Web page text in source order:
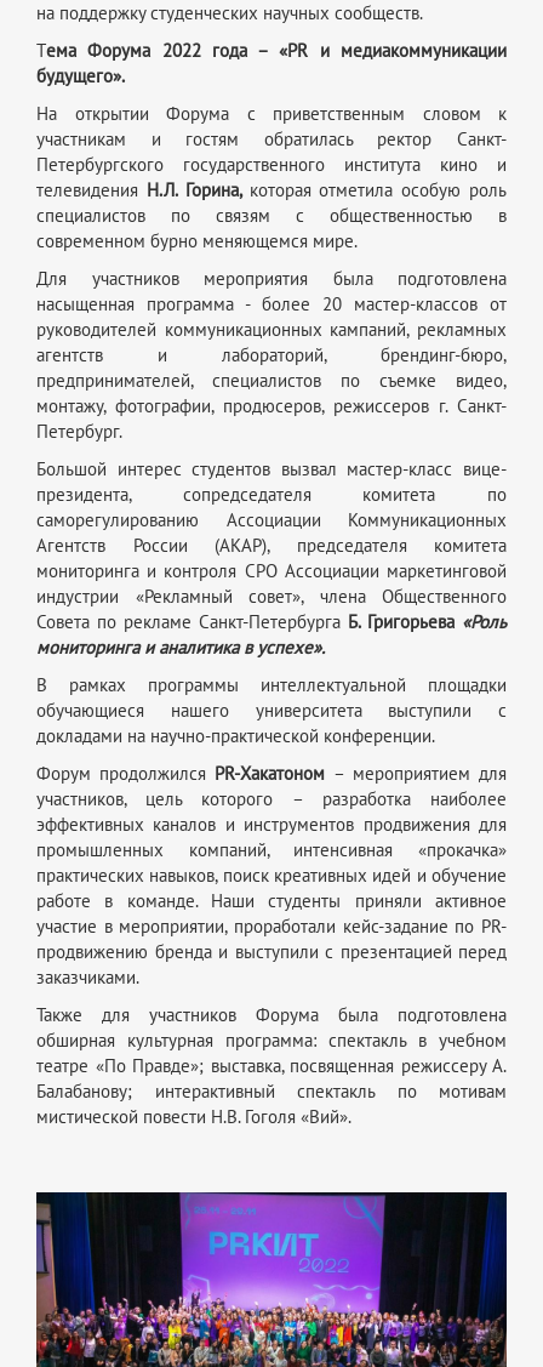
на поддержку студенческих научных сообществ.
Тема Форума 2022 года – «PR и медиакоммуникации
будущего».
На открытии Форума с приветственным словом к
участникам и гостям обратилась ректор Санкт-
Петербургского государственного института кино и
телевидения Н.Л. Горина, которая отметила особую роль
специалистов по связям с общественностью в
современном бурно меняющемся мире.
Для участников мероприятия была подготовлена
насыщенная программа - более 20 мастер-классов от
руководителей коммуникационных кампаний, рекламных
агентств и лабораторий, брендинг-бюро,
предпринимателей, специалистов по съемке видео,
монтажу, фотографии, продюсеров, режиссеров г. Санкт-
Петербург.
Большой интерес студентов вызвал мастер-класс вице-
президента, сопредседателя комитета по
саморегулированию Ассоциации Коммуникационных
Агентств России (АКАР), председателя комитета
мониторинга и контроля СРО Ассоциации маркетинговой
индустрии «Рекламный совет», члена Общественного
Совета по рекламе Санкт-Петербурга Б. Григорьева «Роль
мониторинга и аналитика в успехе».
В рамках программы интеллектуальной площадки
обучающиеся нашего университета выступили с
докладами на научно-практической конференции.
Форум продолжился PR-Хакатоном – мероприятием для
участников, цель которого – разработка наиболее
эффективных каналов и инструментов продвижения для
промышленных компаний, интенсивная «прокачка»
практических навыков, поиск креативных идей и обучение
работе в команде. Наши студенты приняли активное
участие в мероприятии, проработали кейс-задание по PR-
продвижению бренда и выступили с презентацией перед
заказчиками.
Также для участников Форума была подготовлена
обширная культурная программа: спектакль в учебном
театре «По Правде»; выставка, посвященная режиссеру А.
Балабанову; интерактивный спектакль по мотивам
мистической повести Н.В. Гоголя «Вий».